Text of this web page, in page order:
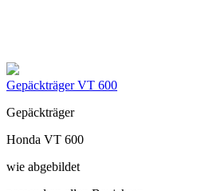
Gepäckträger VT 600
Gepäckträger
Honda VT 600
wie abgebildet